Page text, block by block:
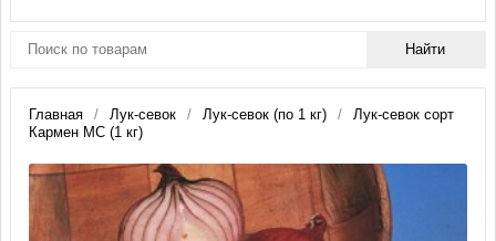
Главная Лук-севок Лук-севок (по 1 кг)
Лук-севок сорт
Кармен МС (1 кг)